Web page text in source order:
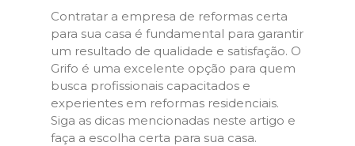
Contratar a empresa de reformas certa
para sua casa é fundamental para garantir
um resultado de qualidade e satisfação. O
Grifo é uma excelente opção para quem
busca profissionais capacitados e
experientes em reformas residenciais.
Siga as dicas mencionadas neste artigo e
faça a escolha certa para sua casa.